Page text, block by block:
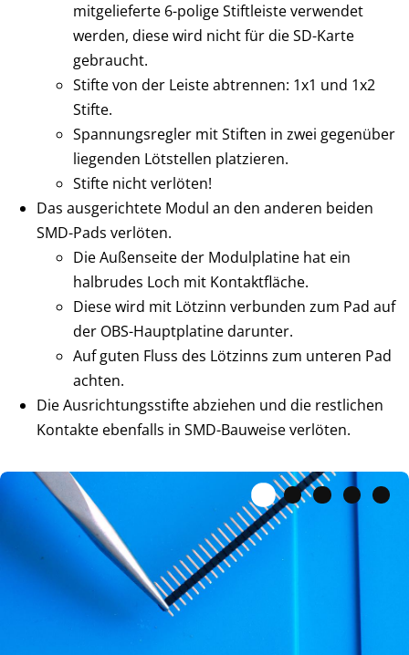
mitgelieferte 6-polige Stiftleiste verwendet
werden, diese wird nicht für die SD-Karte
gebraucht.
Stifte von der Leiste abtrennen: 1x1 und 1x2
Stifte.
Spannungsregler mit Stiften in zwei gegenüber
liegenden Lötstellen platzieren.
Stifte nicht verlöten!
Das ausgerichtete Modul an den anderen beiden
SMD-Pads verlöten.
Die Außenseite der Modulplatine hat ein
halbrudes Loch mit Kontaktfläche.
Diese wird mit Lötzinn verbunden zum Pad auf
der OBS-Hauptplatine darunter.
Auf guten Fluss des Lötzinns zum unteren Pad
achten.
Die Ausrichtungsstifte abziehen und die restlichen
Kontakte ebenfalls in SMD-Bauweise verlöten.